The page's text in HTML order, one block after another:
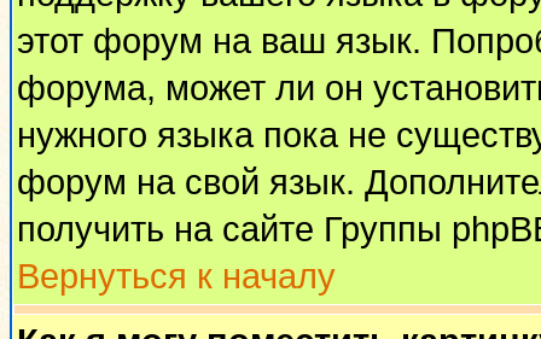
этот форум на ваш язык.
форума, может ли он
нужного языка пока не
форум на свой язык.
получить на сайте Группы
Вернуться к началу